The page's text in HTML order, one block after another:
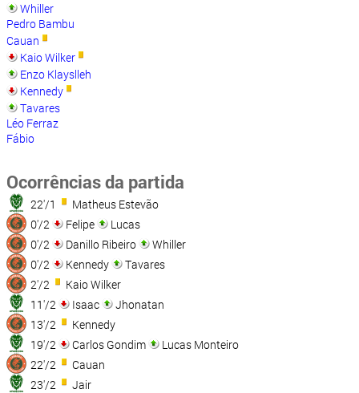
Whiller
Pedro Bambu
Cauan
Kaio Wilker
Enzo Klayslleh
Kennedy
Tavares
Léo Ferraz
Fábio
Ocorrências da partida
22'/1
Matheus Estevão
0'/2
Felipe
Lucas
0'/2
Danillo Ribeiro
Whiller
0'/2
Kennedy
Tavares
2'/2
Kaio Wilker
11'/2
Isaac
Jhonatan
13'/2
Kennedy
19'/2
Carlos Gondim
Lucas Monteiro
22'/2
Cauan
23'/2
Jair